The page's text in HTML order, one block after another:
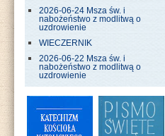
2026-06-24 Msza św. i
nabożeństwo z modlitwą o
uzdrowienie
WIECZERNIK
2026-06-22 Msza św. i
nabożeństwo z modlitwą o
uzdrowienie